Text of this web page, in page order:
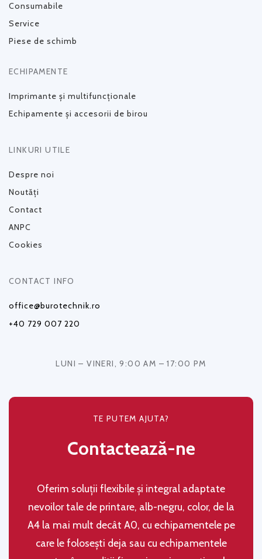
Consumabile
Service
Piese de schimb
ECHIPAMENTE
Imprimante și multifuncționale
Echipamente și accesorii de birou
LINKURI UTILE
Despre noi
Noutăți
Contact
ANPC
Cookies
CONTACT INFO
office@burotechnik.ro
+40 729 007 220
LUNI – VINERI, 9:00 AM – 17:00 PM
TE PUTEM AJUTA?
Contactează-ne
Oferim soluţii flexibile şi integral adaptate
nevoilor tale de printare, alb-negru, color, de la
A4 la mai mult decât A0, cu echipamentele pe
care le folosești deja sau cu echipamentele